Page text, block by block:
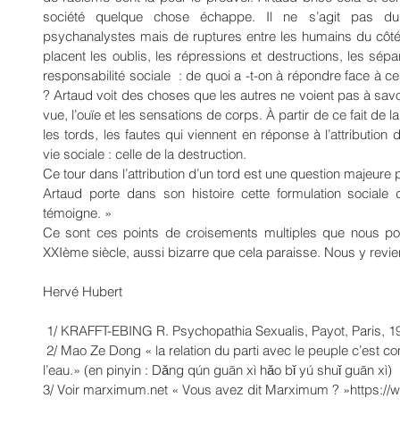
société quelque chose échappe. Il ne s’agit pas
psychanalystes mais de ruptures entre les humains du
placent les oublis, les répressions et destructions, les
responsabilité sociale  : de quoi a -t-on à répondre face à
? Artaud voit des choses que les autres ne voient pas à
vue, l’ouïe et les sensations de corps. À partir de ce fait de
les tords, les fautes qui viennent en réponse à l’attribution
vie sociale : celle de la destruction.
Ce tour dans l’attribution d’un tord est une question
Artaud porte dans son histoire cette formulation
témoigne. »
Ce sont ces points de croisements multiples que nous
XXIème siècle, aussi bizarre que cela paraisse. Nous y
Hervé Hubert
1/ KRAFFT-EBING R. Psychopathia Sexualis, Payot, Paris,
l’eau.» (en pinyin : Dǎng qún guān xì hǎo bǐ yú shuǐ guān xì)
3/ Voir marximum.net « Vous avez dit Marximum ?